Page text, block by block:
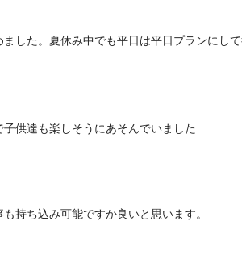
した。夏休み中でも平日は平日プランにし
供達も楽しそうにあそんでいました
持ち込み可能ですか良いと思います。